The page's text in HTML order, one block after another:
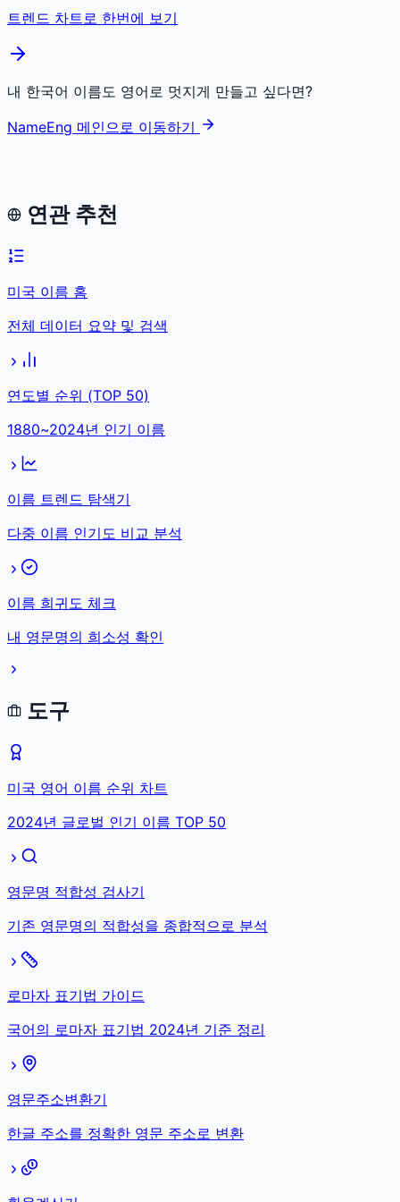
트렌드 차트로 한번에 보기
내 한국어 이름도 영어로 멋지게 만들고 싶다면?
NameEng 메인으로 이동하기
연관 추천
미국 이름 홈
전체 데이터 요약 및 검색
연도별 순위 (TOP 50)
1880~2024년 인기 이름
이름 트렌드 탐색기
다중 이름 인기도 비교 분석
이름 희귀도 체크
내 영문명의 희소성 확인
도구
미국 영어 이름 순위 차트
2024년 글로벌 인기 이름 TOP 50
영문명 적합성 검사기
기존 영문명의 적합성을 종합적으로 분석
로마자 표기법 가이드
국어의 로마자 표기법 2024년 기준 정리
영문주소변환기
한글 주소를 정확한 영문 주소로 변환